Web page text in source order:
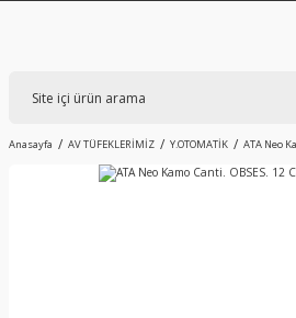
Anasayfa AV TÜFEKLERİMİZ Y.OTOMATİK ATA Neo